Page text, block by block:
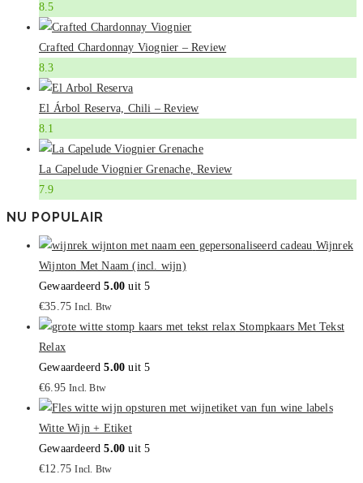
8.5
Crafted Chardonnay Viognier – Review
8.3
El Árbol Reserva, Chili – Review
8.1
La Capelude Viognier Grenache, Review
7.9
NU POPULAIR
Wijnrek
Wijnton Met Naam (incl. wijn)
Gewaardeerd5.00 uit 5
€35.75 Incl. Btw
Stompkaars Met Tekst
Relax
Gewaardeerd5.00 uit 5
€6.95 Incl. Btw
Witte Wijn + Etiket
Gewaardeerd5.00 uit 5
€12.75 Incl. Btw